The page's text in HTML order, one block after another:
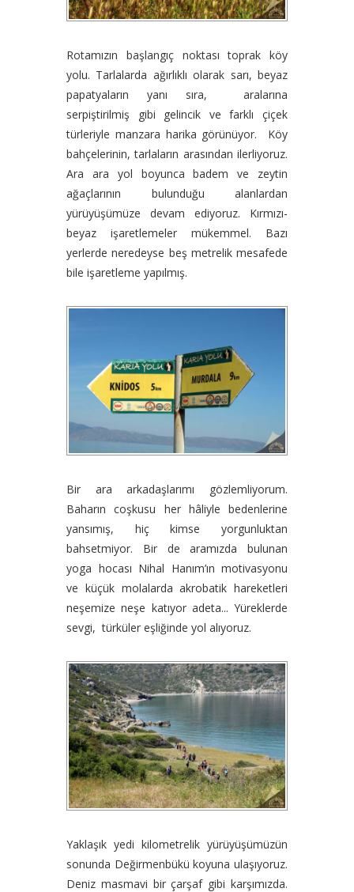
Rotamızın başlangıç noktası toprak köy
yolu. Tarlalarda ağırlıklı olarak sarı, beyaz
papatyaların yanı sıra, aralarına
serpiştirilmiş gibi gelincik ve farklı çiçek
türleriyle manzara harika görünüyor. Köy
bahçelerinin, tarlaların arasından ilerliyoruz.
Ara ara yol boyunca badem ve zeytin
ağaçlarının bulunduğu alanlardan
yürüyüşümüze devam ediyoruz. Kırmızı-
beyaz işaretlemeler mükemmel. Bazı
yerlerde neredeyse beş metrelik mesafede
bile işaretleme yapılmış.
Bir ara arkadaşlarımı gözlemliyorum.
Baharın coşkusu her hâliyle bedenlerine
yansımış, hiç kimse yorgunluktan
bahsetmiyor. Bir de aramızda bulunan
yoga hocası Nihal Hanım’ın motivasyonu
ve küçük molalarda akrobatik hareketleri
neşemize neşe katıyor adeta... Yüreklerde
sevgi, türküler eşliğinde yol alıyoruz.
Yaklaşık yedi kilometrelik yürüyüşümüzün
sonunda Değirmenbükü koyuna ulaşıyoruz.
Deniz masmavi bir çarşaf gibi karşımızda.